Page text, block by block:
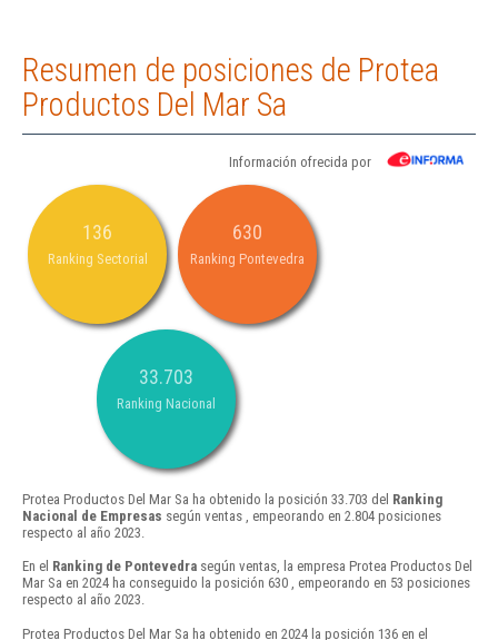
Resumen de posiciones de Protea
Productos Del Mar Sa
Información ofrecida por
136
Ranking Sectorial
630
Ranking Pontevedra
33.703
Ranking Nacional
Protea Productos Del Mar Sa ha obtenido la posición 33.703 del Ranking
Nacional de Empresas según ventas , empeorando en 2.804 posiciones
respecto al año 2023.
En el Ranking de Pontevedra según ventas, la empresa Protea Productos Del
Mar Sa en 2024 ha conseguido la posición 630 , empeorando en 53 posiciones
respecto al año 2023.
Protea Productos Del Mar Sa ha obtenido en 2024 la posición 136 en el